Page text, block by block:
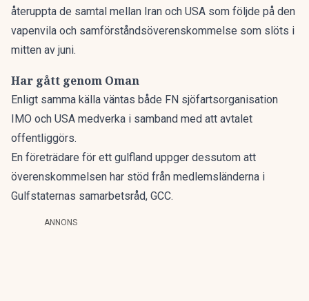
återuppta de samtal mellan Iran och USA som följde på den
vapenvila och samförståndsöverenskommelse som slöts i
mitten av juni.
Har gått genom Oman
Enligt samma källa väntas både FN sjöfartsorganisation
IMO och USA medverka i samband med att avtalet
offentliggörs.
En företrädare för ett gulfland uppger dessutom att
överenskommelsen har stöd från medlemsländerna i
Gulfstaternas samarbetsråd, GCC.
ANNONS